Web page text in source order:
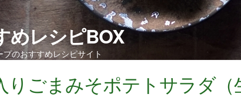
めレシピBOX
プのおすすめレシピサイト
りごまみそポテトサラダ